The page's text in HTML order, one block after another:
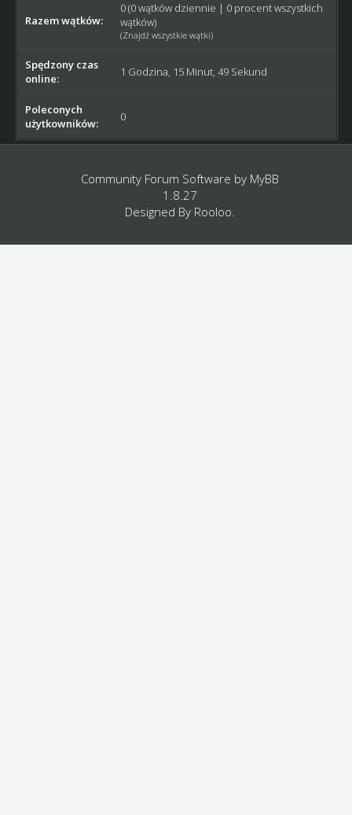
Razem wątków:
0 (0 wątków dziennie | 0 procent wszystkich
wątków)
(Znajdź wszystkie wątki)
Spędzony czas
online:
1 Godzina, 15 Minut, 49 Sekund
Poleconych
użytkowników:
0
Community Forum Software by MyBB
1.8.27
Designed By Rooloo.